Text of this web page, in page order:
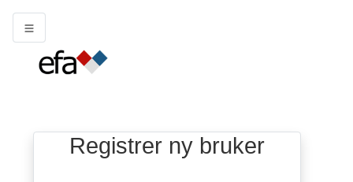
Registrer ny bruker